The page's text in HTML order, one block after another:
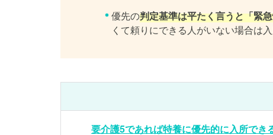
優先の判定基準は平たく言うと「緊
くて頼りにできる人がいない場合は
要介護5であれば特養に優先的に入所でき